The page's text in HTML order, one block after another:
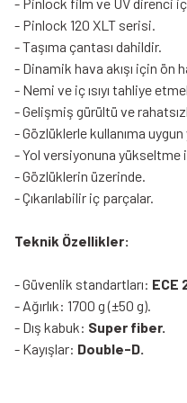
- Pinlock 120 XLT serisi.
- Taşıma çantası dahildir.
- Dinamik hava akışı için ön
- Nemi ve iç ısıyı tahliye
- Gelişmiş gürültü ve
- Gözlüklerle kullanıma
- Yol versiyonuna yükseltme
- Gözlüklerin üzerinde.
- Çıkarılabilir iç parçalar.
Teknik Özellikler:
- Güvenlik standartları: ECE
- Ağırlık: 1700 g (±50 g).
- Dış kabuk: Super fiber.
- Kayışlar: Double-D.